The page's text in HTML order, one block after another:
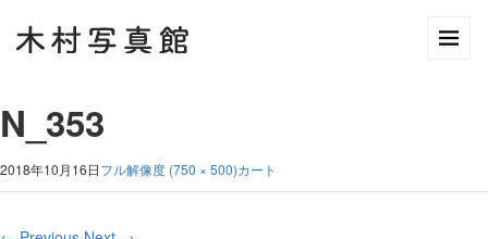
N_353
2018年10月16日フル解像度 (750 × 500)カート